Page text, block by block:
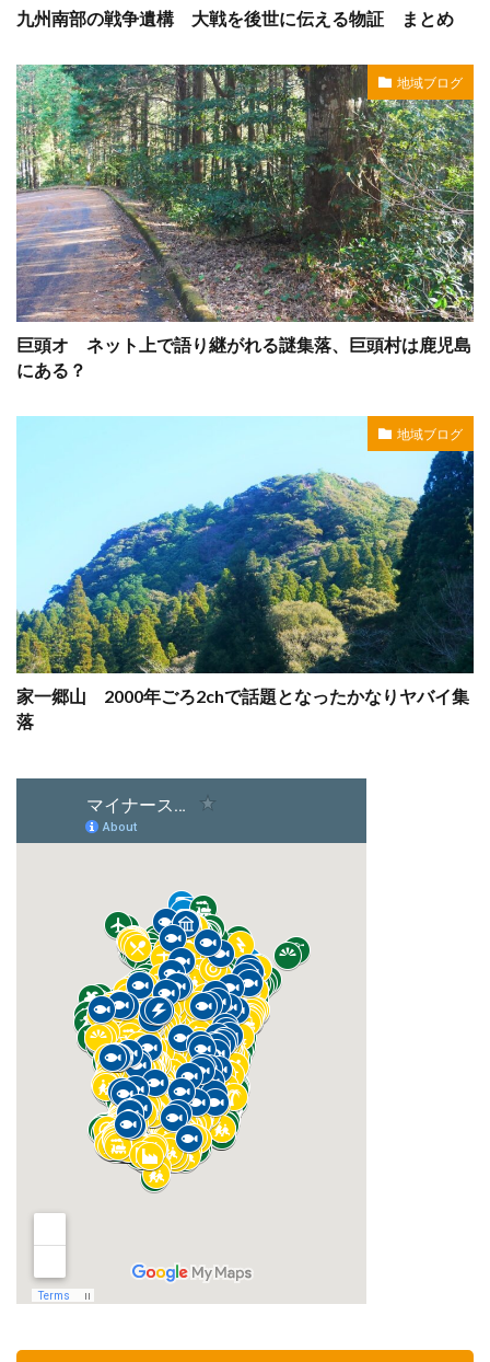
九州南部の戦争遺構 大戦を後世に伝える物証 まとめ
地域ブログ
巨頭オ ネット上で語り継がれる謎集落、巨頭村は鹿児島
にある？
地域ブログ
家一郷山 2000年ごろ2chで話題となったかなりヤバイ集
落